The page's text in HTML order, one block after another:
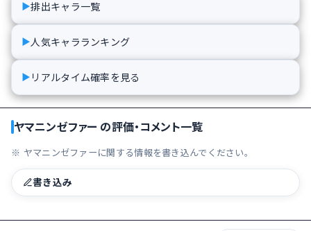
▶排出キャラ一覧
▶ 人気キャラランキング
▶ リアルタイム確率を見る
ヤマニンゼファー の評価・コメント一覧
※ ヤマニンゼファーに関する情報を書き込んでください。
書き込み